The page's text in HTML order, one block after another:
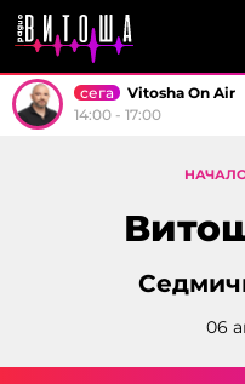
сега
Vitosha On Air
14:00 - 17:00
06